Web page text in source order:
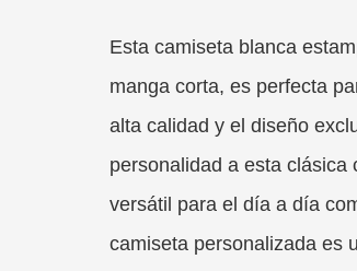
Esta camiseta blanca
manga corta, es perfecta
alta calidad y el diseño
personalidad a esta clásica
versátil para el día a día
camiseta personalizada es